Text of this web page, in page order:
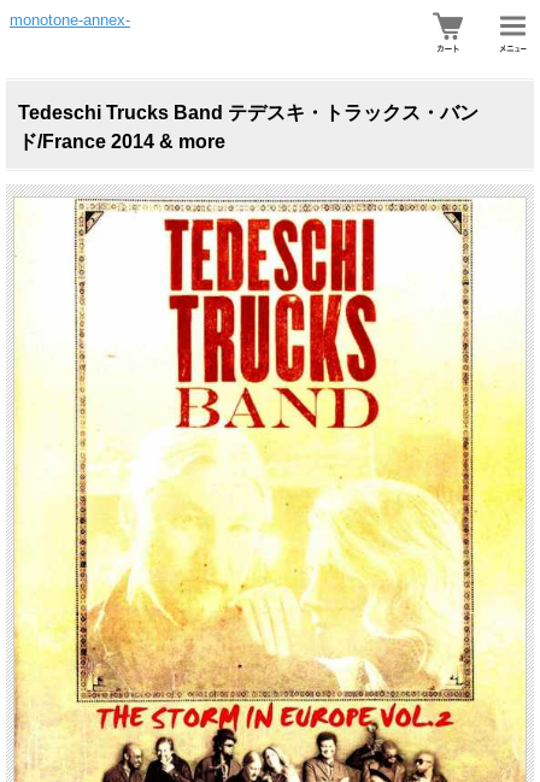
monotone-annex-
Tedeschi Trucks Band テデスキ・トラックス・バン
ド/France 2014 & more